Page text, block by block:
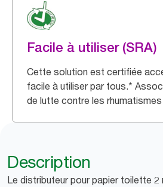
Facile à utiliser (SRA)
Cette solution est certifiée
facile à utiliser par tous.*
de lutte contre les rhumatismes
Description
Le distributeur pour papier toilette 2